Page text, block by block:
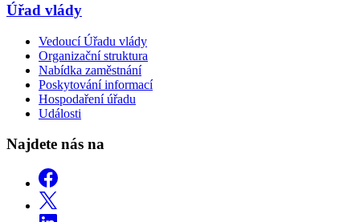
Úřad vlády
Vedoucí Úřadu vlády
Organizační struktura
Nabídka zaměstnání
Poskytování informací
Hospodaření úřadu
Události
Najdete nás na